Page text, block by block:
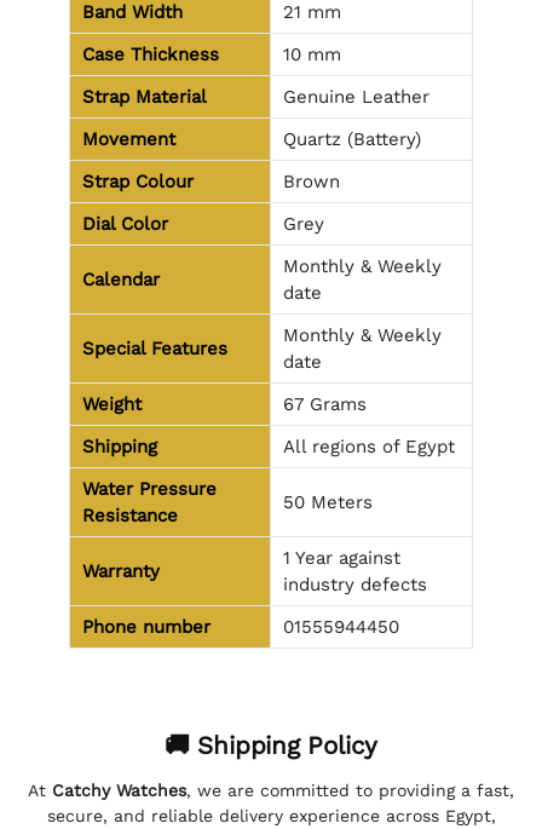
Band Width
21 mm
Case Thickness
10 mm
Strap Material
Genuine Leather
Movement
Quartz (Battery)
Strap Colour
Brown
Dial Color
Grey
Calendar
Monthly & Weekly
date
Special Features
Monthly & Weekly
date
Weight
67 Grams
Shipping
All regions of Egypt
Water Pressure
Resistance
50 Meters
Warranty
1 Year against
industry defects
Phone number
01555944450
🚚 Shipping Policy
At Catchy Watches, we are committed to providing a fast,
secure, and reliable delivery experience across Egypt,